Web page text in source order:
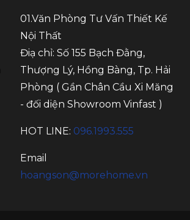
01.Văn Phòng Tư Vấn Thiết Kế
Nội Thất
Điạ chỉ: Số 155 Bạch Đằng,
Thượng Lý, Hồng Bàng, Tp. Hải
Phòng ( Gần Chân Cầu Xi Măng
- đối diện Showroom Vinfast )
HOT LINE: 096.1993.555
Email
hoangson@morehome.vn